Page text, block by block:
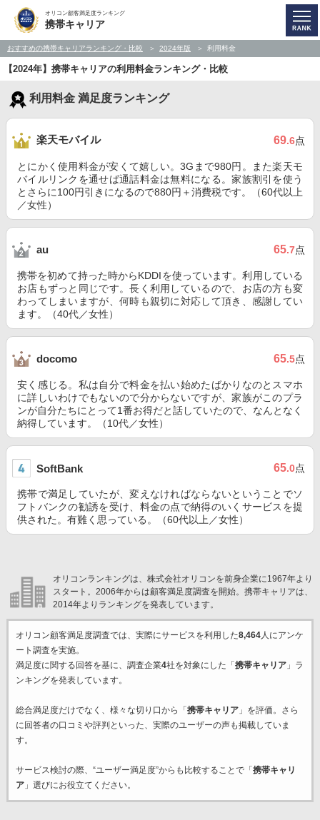
オリコン顧客満足度ランキング
携帯キャリア
おすすめの携帯キャリアランキング・比較 2024年版 利用料金
【2024年】携帯キャリアの利用料金ランキング・比較
利用料金 満足度ランキング
楽天モバイル 69.6点
とにかく使用料金が安くて嬉しい。3Gまで980円。また楽天モ
バイルリンクを通せば通話料金は無料になる。家族割引を使う
とさらに100円引きになるので880円＋消費税です。（60代以上
／女性）
au 65.7点
携帯を初めて持った時からKDDIを使っています。利用している
お店もずっと同じです。長く利用しているので、お店の方も変
わってしまいますが、何時も親切に対応して頂き、感謝してい
ます。（40代／女性）
docomo 65.5点
安く感じる。私は自分で料金を払い始めたばかりなのとスマホ
に詳しいわけでもないので分からないですが、家族がこのプラ
ンが自分たちにとって1番お得だと話していたので、なんとなく
納得しています。（10代／女性）
SoftBank 65.0点
携帯で満足していたが、変えなければならないということでソ
フトバンクの勧誘を受け、料金の点で納得のいくサービスを提
供された。有難く思っている。（60代以上／女性）
オリコンランキングは、株式会社オリコンを前身企業に1967年より
スタート。2006年からは顧客満足度調査を開始。携帯キャリアは、
2014年よりランキングを発表しています。
オリコン顧客満足度調査では、実際にサービスを利用した8,464人にアンケ
ート調査を実施。
満足度に関する回答を基に、調査企業4社を対象にした「 携帯キャリア」ラ
ンキングを発表しています。
総合満足度だけでなく、様々な切り口から「 携帯キャリア」を評価。さら
に回答者の口コミや評判といった、実際のユーザーの声も掲載していま
す。
サービス検討の際、“ユーザー満足度”からも比較することで「 携帯キャリ
ア」選びにお役立てください。